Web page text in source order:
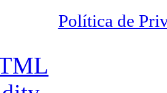
Política de